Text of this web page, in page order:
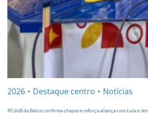
2026 Destaque centro Notícias
PCdoB da Bahia confirma chapas e reforça aliança com Lula e